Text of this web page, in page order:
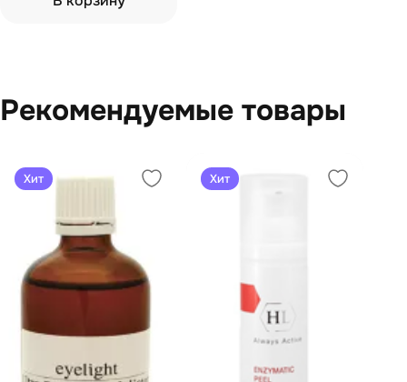
Рекомендуемые товары
Хит Хит